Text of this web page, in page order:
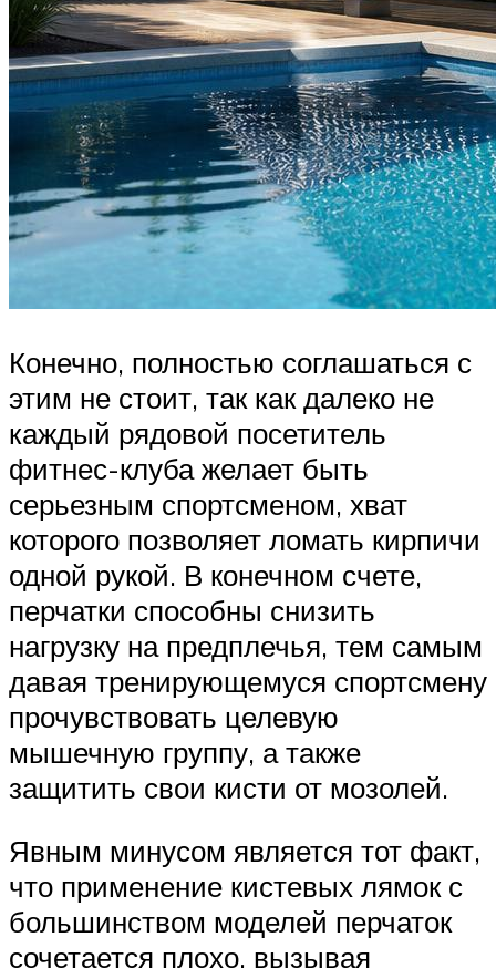
Конечно, полностью соглашаться с
этим не стоит, так как далеко не
каждый рядовой посетитель
фитнес-клуба желает быть
серьезным спортсменом, хват
которого позволяет ломать кирпичи
одной рукой. В конечном счете,
перчатки способны снизить
нагрузку на предплечья, тем самым
давая тренирующемуся спортсмену
прочувствовать целевую
мышечную группу, а также
защитить свои кисти от мозолей.
Явным минусом является тот факт,
что применение кистевых лямок с
большинством моделей перчаток
сочетается плохо, вызывая